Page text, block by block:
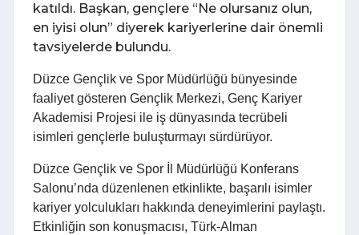
katıldı. Başkan, gençlere “Ne olursanız olun,
en iyisi olun” diyerek kariyerlerine dair önemli
tavsiyelerde bulundu.
Düzce Gençlik ve Spor Müdürlüğü bünyesinde
faaliyet gösteren Gençlik Merkezi, Genç Kariyer
Akademisi Projesi ile iş dünyasında tecrübeli
isimleri gençlerle buluşturmayı sürdürüyor.
Düzce Gençlik ve Spor İl Müdürlüğü Konferans
Salonu’nda düzenlenen etkinlikte, başarılı isimler
kariyer yolculukları hakkında deneyimlerini paylaştı.
Etkinliğin son konuşmacısı, Türk-Alman